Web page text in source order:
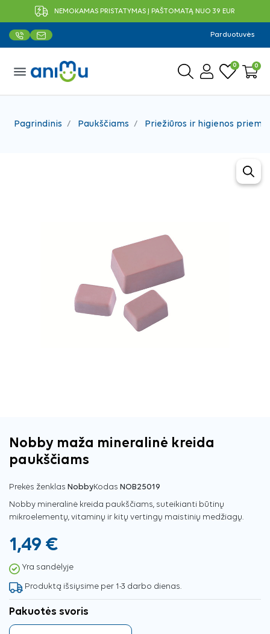
NEMOKAMAS PRISTATYMAS Į PAŠTOMATĄ NUO 39 EUR
Parduotuvės
menu 0 0
Pagrindinis Paukščiams Priežiūros ir higienos
Nobby maža mineralinė kreida
paukščiams
Prekės ženklas NobbyKodas NOB25019
Nobby mineralinė kreida paukščiams, suteikianti būtinų
mikroelementų, vitaminų ir kitų vertingų maistinių medžiagų.
1,49 €
Yra sandėlyje
Produktą išsiųsime per 1-3 darbo dienas.
Pakuotės svoris